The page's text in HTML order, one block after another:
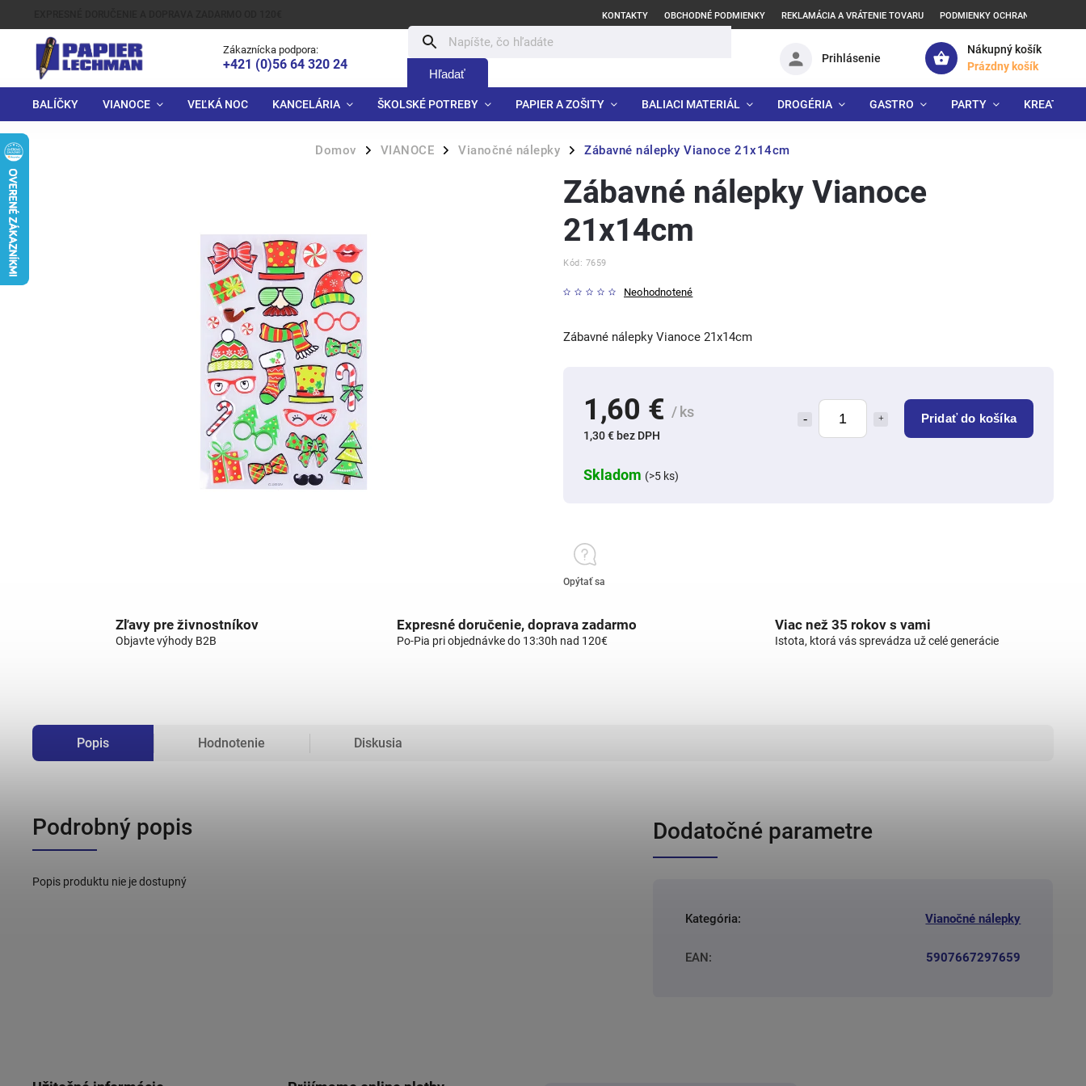
KONTAKTY OBCHODNÉ PODMIENKY REKLAMÁCIA A VRÁTENIE TOVARU PODMIENKY OCHRANY
Zákaznícka podpora:
+421 (0)56 64 320 24
Hľadať
Nákupný košík
Prázdny košík
Prihlásenie
BALÍČKY VIANOCE VEĽKÁ NOC KANCELÁRIA ŠKOLSKÉ POTREBY PAPIER A ZOŠITY BALIACI MATERIÁL DROGÉRIA GASTRO PARTY
Domov / VIANOCE / Vianočné nálepky / Zábavné nálepky Vianoce 21x14cm
1,60 € / ks
1,30 € bez DPH
Pridať do košíka
Skladom (>5 ks)
Zábavné nálepky Vianoce
21x14cm
Kód: 7659
Neohodnotené
Zábavné nálepky Vianoce 21x14cm
Opýtať sa
Zľavy pre živnostníkov
Objavte výhody B2B
Expresné doručenie, doprava zadarmo
Po-Pia pri objednávke do 13:30h nad 120€
Viac než 35 rokov s vami
Istota, ktorá vás sprevádza už celé generácie
Popis Hodnotenie Diskusia
Podrobný popis
Popis produktu nie je dostupný
Dodatočné parametre
Kategória: Vianočné nálepky
EAN: 5907667297659